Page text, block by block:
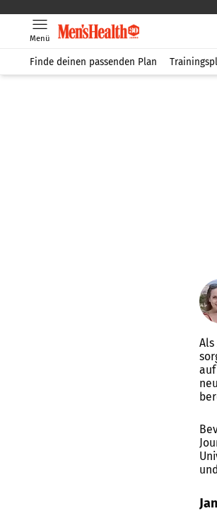
Menü
Finde deinen passenden Plan
Als